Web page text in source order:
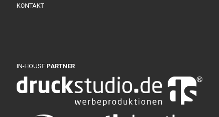
KONTAKT
IN-HOUSE PARTNER